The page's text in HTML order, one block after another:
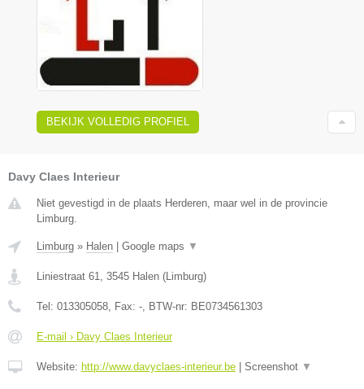
BEKIJK VOLLEDIG PROFIEL
Davy Claes Interieur
Niet gevestigd in de plaats Herderen, maar wel in de provincie
Limburg.
Limburg » Halen | Google maps ▼
Liniestraat 61 3545 Halen (Limburg)
Tel: 013305058 , Fax: - , BTW-nr: BE0734561303
E-mail › Davy Claes Interieur
Website: http://www.davyclaes-interieur.be | Screenshot ▼